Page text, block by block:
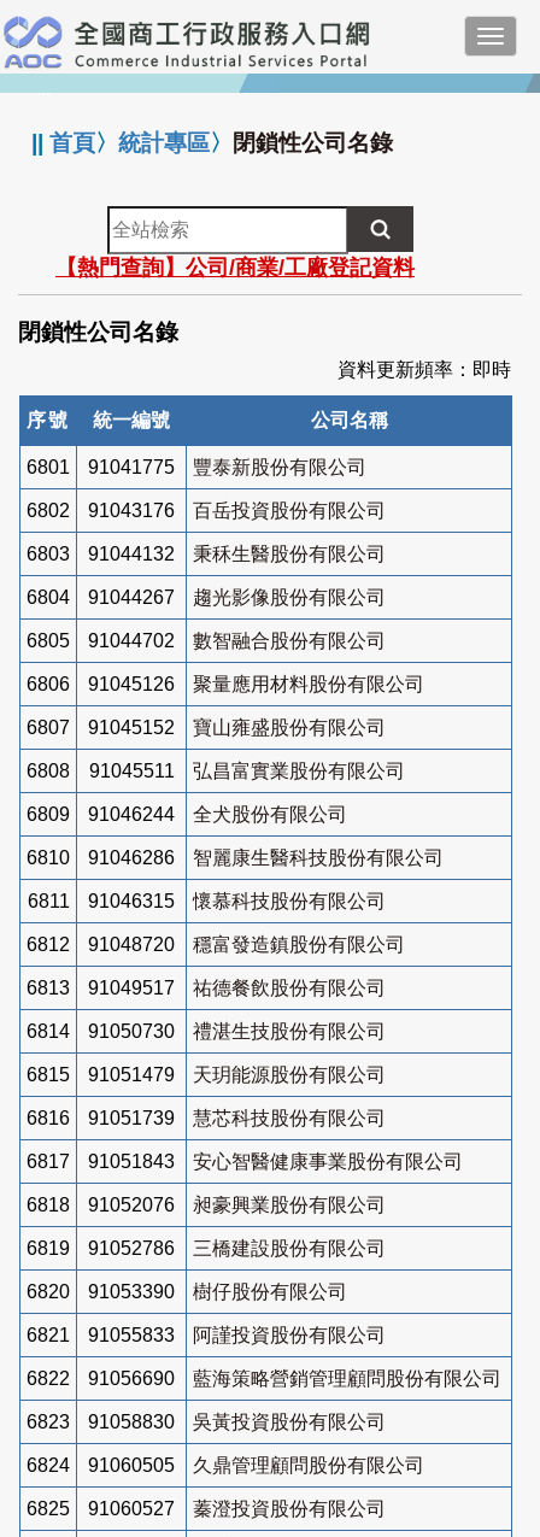
跳
到
主
要
:::
||首頁〉統計專區〉 閉鎖性公司名錄
全
站
檢
索
【熱門查詢】公司/商業/工廠登記資料
閉鎖性公司名錄
資料更新頻率：即時
序號 統一編號 公司名稱
6801 91041775 豐泰新股份有限公司
6802 91043176 百岳投資股份有限公司
6803 91044132 秉秝生醫股份有限公司
6804 91044267 趨光影像股份有限公司
6805 91044702 數智融合股份有限公司
6806 91045126 聚量應用材料股份有限公司
6807 91045152 寶山雍盛股份有限公司
6808 91045511 弘昌富實業股份有限公司
6809 91046244 全犬股份有限公司
6810 91046286 智麗康生醫科技股份有限公司
6811 91046315 懷慕科技股份有限公司
6812 91048720 穩富發造鎮股份有限公司
6813 91049517 祐德餐飲股份有限公司
6814 91050730 禮湛生技股份有限公司
6815 91051479 天玥能源股份有限公司
6816 91051739 慧芯科技股份有限公司
6817 91051843 安心智醫健康事業股份有限公司
6818 91052076 昶豪興業股份有限公司
6819 91052786 三橋建設股份有限公司
6820 91053390 樹仔股份有限公司
6821 91055833 阿謹投資股份有限公司
6822 91056690 藍海策略營銷管理顧問股份有限公司
6823 91058830 吳黃投資股份有限公司
6824 91060505 久鼎管理顧問股份有限公司
6825 91060527 蓁澄投資股份有限公司